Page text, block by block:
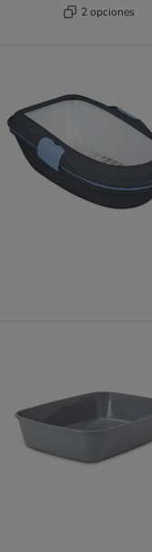
2 opciones